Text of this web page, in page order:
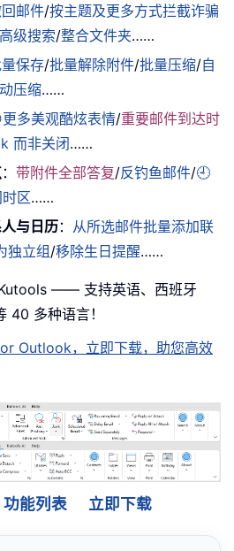
邮件/按主题及更多方式拦截诈骗
高级搜索/整合文件夹……
保存/批量解除附件/批量压缩/自
压缩……
多美观酷炫表情/重要邮件到达时
而非关闭……
：带附件全部答复/反钓鱼邮件/🕘
区……
与日历： 从所选邮件批量添加联
独立组/移除生日提醒……
—— 支持英语、西班牙
40 多种语言！
Outlook，立即下载，助您高效
能列表
立即下载